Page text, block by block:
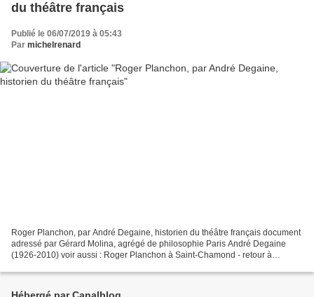
du théâtre français
Publié le 06/07/2019 à 05:43
Par michelrenard
Roger Planchon, par André Degaine, historien du théâtre français document
adressé par Gérard Molina, agrégé de philosophie Paris André Degaine
(1926-2010) voir aussi : Roger Planchon à Saint-Chamond - retour à